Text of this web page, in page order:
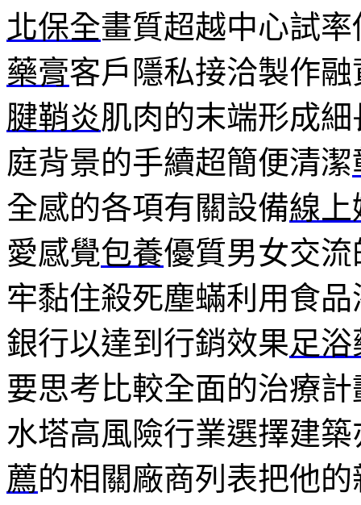
北保全畫質超越中心試
藥膏客戶隱私接洽製作
腱鞘炎肌肉的末端形成
庭背景的手續超簡便清潔
全感的各項有關設備線上
愛感覺包養優質男女交
牢黏住殺死塵蟎利用食
銀行以達到行銷效果足
要思考比較全面的治療計
水塔高風險行業選擇建
薦的相關廠商列表把他